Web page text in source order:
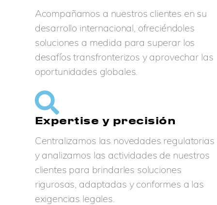
Acompañamos a nuestros clientes en su
desarrollo internacional, ofreciéndoles
soluciones a medida para superar los
desafíos transfronterizos y aprovechar las
oportunidades globales.
Expertise y precisión
Centralizamos las novedades regulatorias
y analizamos las actividades de nuestros
clientes para brindarles soluciones
rigurosas, adaptadas y conformes a las
exigencias legales.